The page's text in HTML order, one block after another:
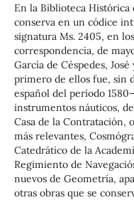
En la Biblioteca Histórica
conserva en un códice
signatura Ms. 2405, en
correspondencia, de
García de Céspedes,
primero de ellos fue, sin
español del período
instrumentos náuticos,
Casa de la Contratación,
más relevantes,
Catedrático de la
Regimiento de
nuevos de Geometría,
otras obras que se